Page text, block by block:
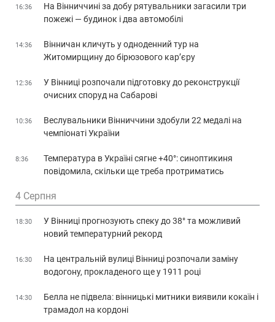
16:36
На Вінниччині за добу рятувальники загасили три
пожежі — будинок і два автомобілі
14:36
Вінничан кличуть у одноденний тур на
Житомирщину до бірюзового кар’єру
12:36
У Вінниці розпочали підготовку до реконструкції
очисних споруд на Сабарові
10:36
Веслувальники Вінниччини здобули 22 медалі на
чемпіонаті України
8:36
Температура в Україні сягне +40°: синоптикиня
повідомила, скільки ще треба протриматись
4 Серпня
18:30
У Вінниці прогнозують спеку до 38° та можливий
новий температурний рекорд
16:30
На центральній вулиці Вінниці розпочали заміну
водогону, прокладеного ще у 1911 році
14:30
Белла не підвела: вінницькі митники виявили кокаїн і
трамадол на кордоні